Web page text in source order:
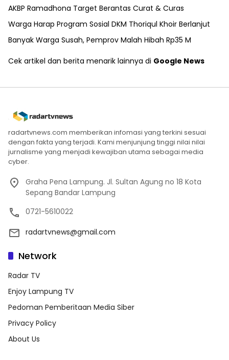
AKBP Ramadhona Target Berantas Curat & Curas
Warga Harap Program Sosial DKM Thoriqul Khoir Berlanjut
Banyak Warga Susah, Pemprov Malah Hibah Rp35 M
Cek artikel dan berita menarik lainnya di Google News
radartvnews.com memberikan infomasi yang terkini sesuai
dengan fakta yang terjadi. Kami menjunjung tinggi nilai nilai
jurnalisme yang menjadi kewajiban utama sebagai media
cyber.
Graha Pena Lampung. Jl. Sultan Agung no 18 Kota
Sepang Bandar Lampung
0721-5610022
radartvnews@gmail.com
Network
Radar TV
Enjoy Lampung TV
Pedoman Pemberitaan Media Siber
Privacy Policy
About Us